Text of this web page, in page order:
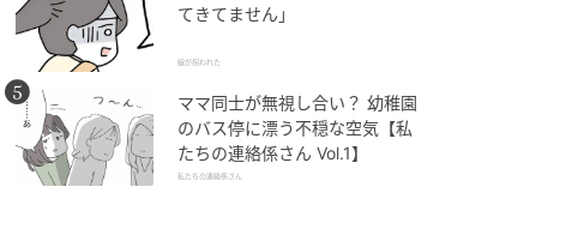
てきてません」
娘が拐われた
ママ同士が無視し合い？ 幼稚園
のバス停に漂う不穏な空気【私
たちの連絡係さん Vol.1】
私たちの連絡係さん